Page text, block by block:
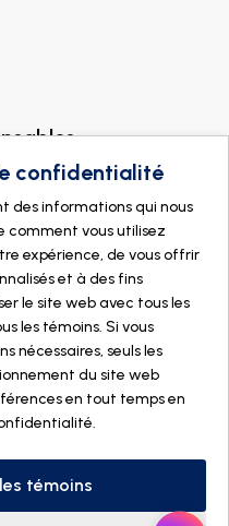
Tous droits réservés
Informatique inc
confidentialité
des informations qui nous
vous utilisez
expérience, de vous offrir
et à des fins
le site web avec tous les
les témoins. Si vous
nécessaires, seuls les
du site web
en tout temps en
.
témoins